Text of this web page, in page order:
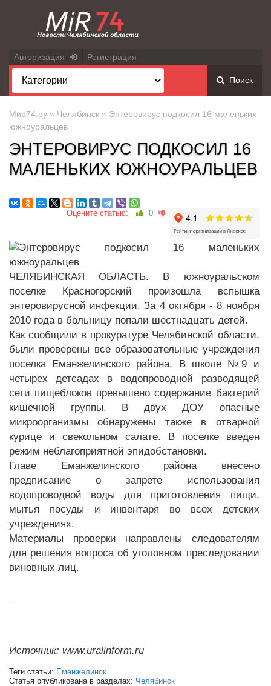
Авторизация Регистрация
Поиск
Мир74.ру » Челябинск » Энтеровирус подкосил 16 маленьких
южноуральцев
ЭНТЕРОВИРУС ПОДКОСИЛ 16
МАЛЕНЬКИХ ЮЖНОУРАЛЬЦЕВ
Оцените статью: 0
ЧЕЛЯБИНСКАЯ ОБЛАСТЬ. В южноуральском
поселке Красногорский произошла вспышка
энтеровирусной инфекции. За 4 октября - 8 ноября
2010 года в больницу попали шестнадцать детей.
Как сообщили в прокуратуре Челябинской области,
были проверены все образовательные учреждения
поселка Еманжелинского района. В школе №9 и
четырех детсадах в водопроводной разводящей
сети пищеблоков превышено содержание бактерий
кишечной группы. В двух ДОУ опасные
микроорганизмы обнаружены также в отварной
курице и свекольном салате. В поселке введен
режим неблагоприятной эпидобстановки.
Главе Еманжелинского района внесено
предписание о запрете использования
водопроводной воды для приготовления пищи,
мытья посуды и инвентаря во всех детских
учреждениях.
Материалы проверки направлены следователям
для решения вопроса об уголовном преследовании
виновных лиц.
Источник: www.uralinform.ru
Теги статьи: Еманжелинск
Статья опубликована в разделах: Челябинск